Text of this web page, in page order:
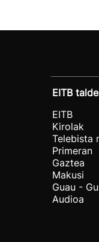
EITB
EITB
Kirolak
Telebista
Primeran
Gaztea
Makusi
Guau -
Audioa